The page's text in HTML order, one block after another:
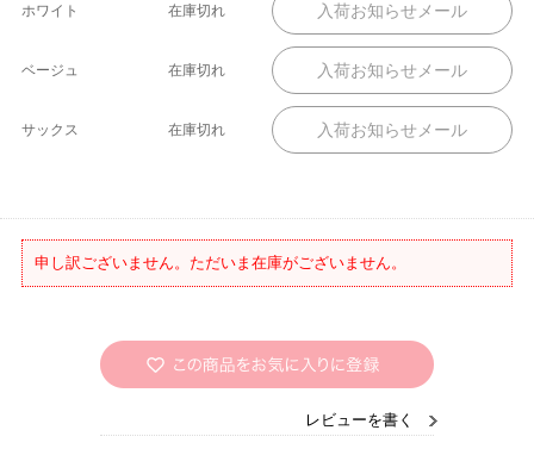
ホワイト 在庫切れ
ベージュ 在庫切れ
サックス 在庫切れ
申し訳ございません。ただいま在庫がございません。
レビューを書く